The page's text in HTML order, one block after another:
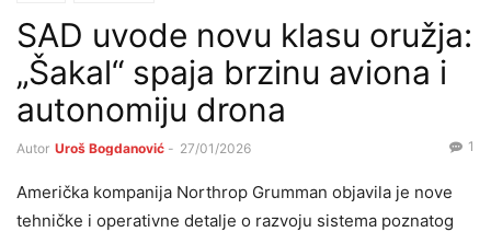
SAD uvode novu klasu oružja:
„Šakal“ spaja brzinu aviona i
autonomiju drona
Autor Uroš Bogdanović - 27/01/2026 1
Američka kompanija Northrop Grumman objavila je nove
tehničke i operativne detalje o razvoju sistema poznatog